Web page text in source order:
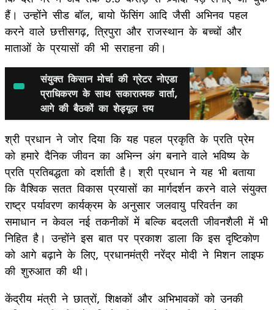
हैं। उन्होंने सीड बॉल, बायो फेंसिंग आदि जैसी अभिनव पहल
करने वाले छत्तीसगढ़, त्रिपुरा और राजस्थान के बच्चों और
माताओं के प्रयासों की भी सराहना की।
संयुक्त किसान मोर्चा की ग्रेटर नोएडा
प्राधिकरण के साथ सकारात्मक वार्ता,
आगे की बैठकों का शेड्यूल तय
श्री प्रधान ने जोर दिया कि यह पहल प्रकृति के प्रति प्रेम
को हमारे दैनिक जीवन का अभिन्न अंग बनाने वाले भविष्य के
प्रति प्रतिबद्धता को दर्शाती है। श्री प्रधान ने यह भी बताया
कि वैश्विक सतत विकास प्रयासों का मार्गदर्शन करने वाले संयुक्त
राष्ट्र पर्यावरण कार्यक्रम के अनुसार जलवायु परिवर्तन का
समाधान न केवल नई तकनीकों में बल्कि बदलती जीवनशैली में भी
निहित है। उन्होंने इस बात पर प्रकाश डाला कि इस दृष्टिकोण
को आगे बढ़ाने के लिए, प्रधानमंत्री नरेंद्र मोदी ने मिशन लाइफ
की शुरुआत की थी।
केंद्रीय मंत्री ने छात्रों, शिक्षकों और अभिभावकों को उनकी